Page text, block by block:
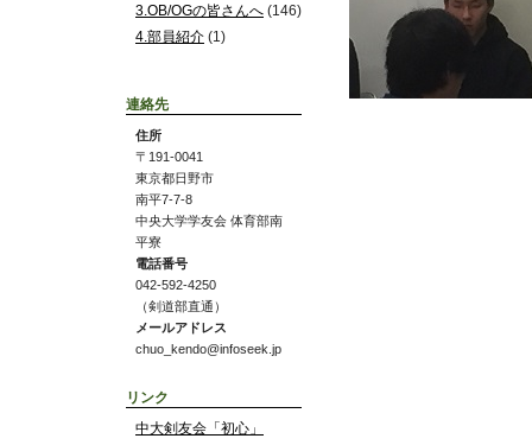
3.OB/OGの皆さんへ (146)
4.部員紹介 (1)
連絡先
住所
〒191-0041
東京都日野市
南平7-7-8
中央大学学友会 体育部南
平寮
電話番号
042-592-4250
（剣道部直通）
メールアドレス
chuo_kendo@infoseek.jp
リンク
中大剣友会「初心」